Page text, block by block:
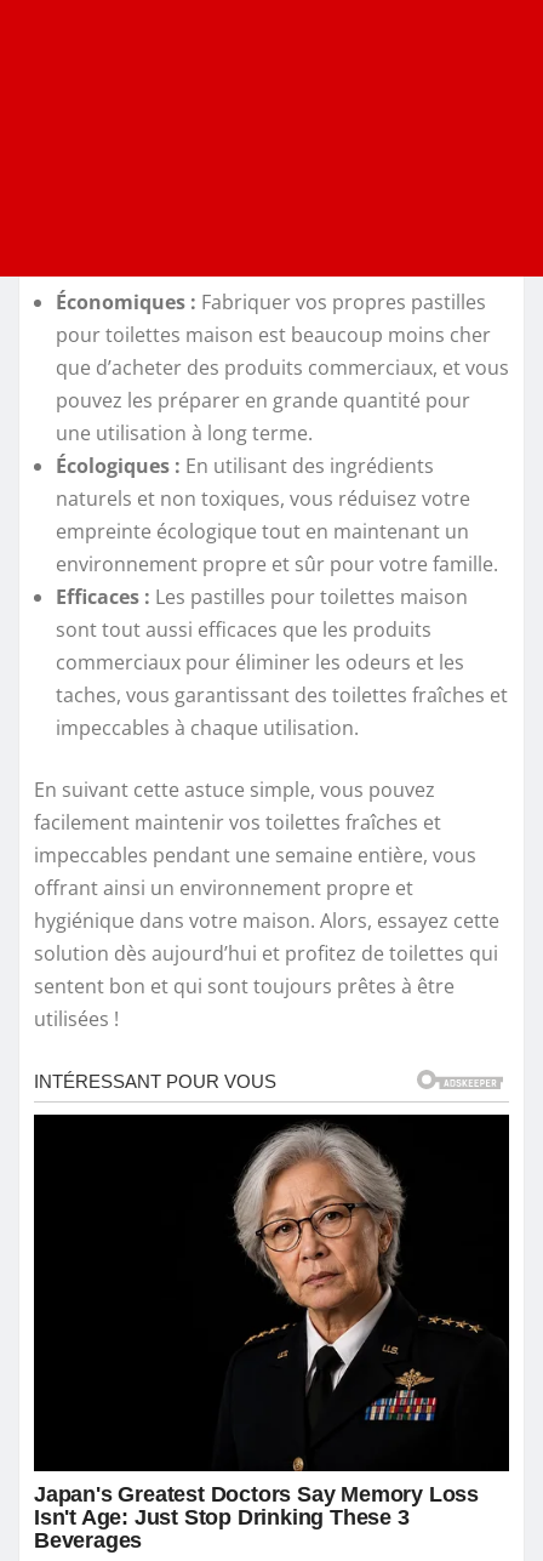
Économiques : Fabriquer vos propres pastilles
pour toilettes maison est beaucoup moins cher
que d’acheter des produits commerciaux, et vous
pouvez les préparer en grande quantité pour
une utilisation à long terme.
Écologiques : En utilisant des ingrédients
naturels et non toxiques, vous réduisez votre
empreinte écologique tout en maintenant un
environnement propre et sûr pour votre famille.
Efficaces : Les pastilles pour toilettes maison
sont tout aussi efficaces que les produits
commerciaux pour éliminer les odeurs et les
taches, vous garantissant des toilettes fraîches et
impeccables à chaque utilisation.
En suivant cette astuce simple, vous pouvez
facilement maintenir vos toilettes fraîches et
impeccables pendant une semaine entière, vous
offrant ainsi un environnement propre et
hygiénique dans votre maison. Alors, essayez cette
solution dès aujourd’hui et profitez de toilettes qui
sentent bon et qui sont toujours prêtes à être
utilisées !